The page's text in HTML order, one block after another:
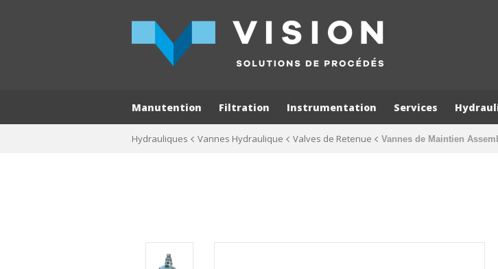
Manutention Filtration Instrumentation Services
Hydrauliques Vannes Hydraulique Valves de Retenue Vannes de Maintien